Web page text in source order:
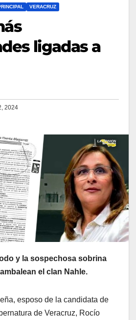
VERACRUZ
ligadas a
2024
y la sospechosa sobrina
el clan Nahle.
esposo de la candidata de
de Veracruz, Rocío